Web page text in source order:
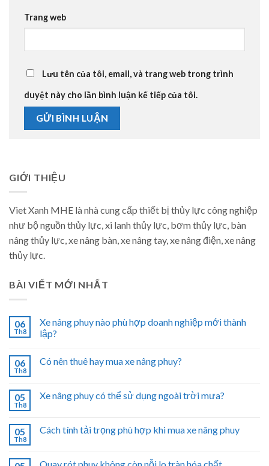
Trang web
Lưu tên của tôi, email, và trang web trong trình
duyệt này cho lần bình luận kế tiếp của tôi.
GIỚI THIỆU
Viet Xanh MHE là nhà cung cấp thiết bị thủy lực công nghiệp
như bộ nguồn thủy lực, xi lanh thủy lực, bơm thủy lực, bàn
nâng thủy lực, xe nâng bàn, xe nâng tay, xe nâng điện, xe nâng
thủy lực.
BÀI VIẾT MỚI NHẤT
06
Th8
Xe nâng phuy nào phù hợp doanh nghiệp mới thành
lập?
06
Th8
Có nên thuê hay mua xe nâng phuy?
05
Th8
Xe nâng phuy có thể sử dụng ngoài trời mưa?
05
Th8
Cách tính tải trọng phù hợp khi mua xe nâng phuy